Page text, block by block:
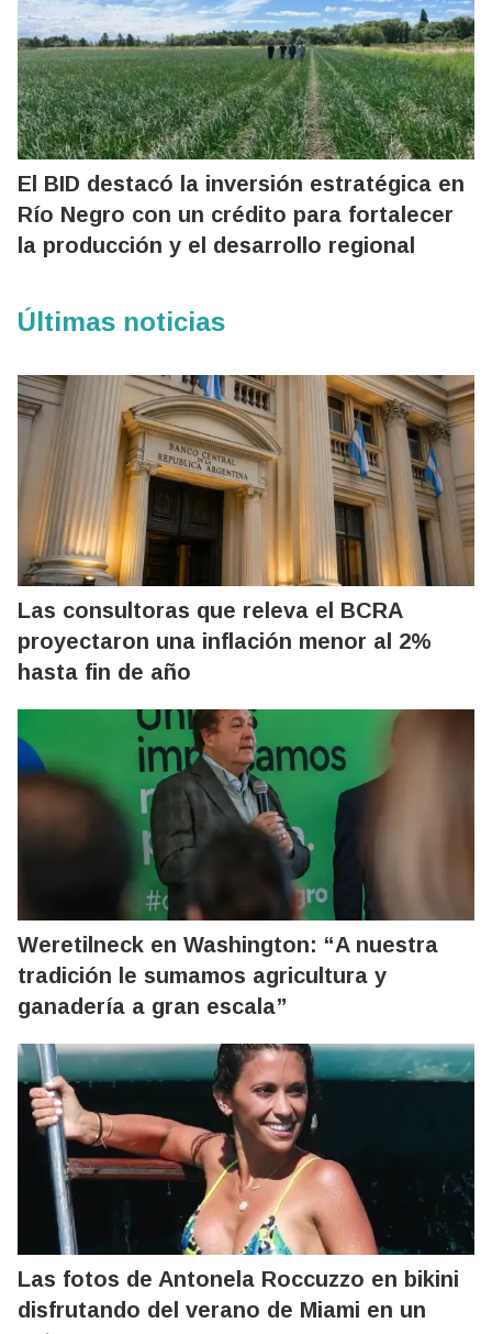
El BID destacó la inversión estratégica en
Río Negro con un crédito para fortalecer
la producción y el desarrollo regional
Últimas noticias
Las consultoras que releva el BCRA
proyectaron una inflación menor al 2%
hasta fin de año
Weretilneck en Washington: “A nuestra
tradición le sumamos agricultura y
ganadería a gran escala”
Las fotos de Antonela Roccuzzo en bikini
disfrutando del verano de Miami en un